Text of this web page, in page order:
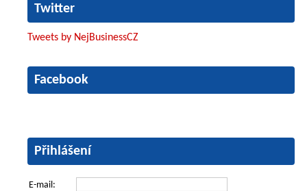
Twitter
Tweets by NejBusinessCZ
Facebook
Přihlášení
E-mail: